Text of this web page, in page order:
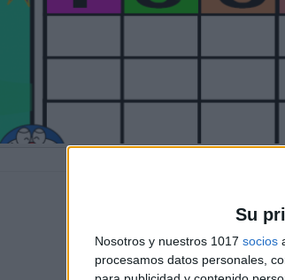
Su
Nosotros y nuestros 1017 socios
procesamos datos personales,